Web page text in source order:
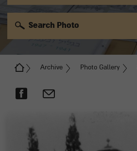
Archive Photo Gallery
Search Photo